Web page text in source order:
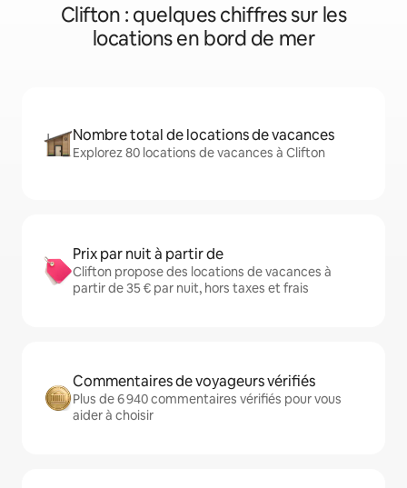
Clifton : quelques chiffres sur les
locations en bord de mer
Nombre total de locations de vacances
Explorez 80 locations de vacances à Clifton
Prix par nuit à partir de
Clifton propose des locations de vacances à
partir de 35 € par nuit, hors taxes et frais
Commentaires de voyageurs vérifiés
Plus de 6 940 commentaires vérifiés pour vous
aider à choisir